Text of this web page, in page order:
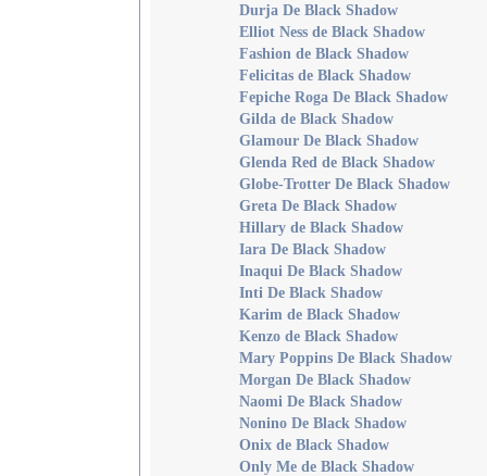
Durja De Black Shadow
Elliot Ness de Black Shadow
Fashion de Black Shadow
Felicitas de Black Shadow
Fepiche Roga De Black Shadow
Gilda de Black Shadow
Glamour De Black Shadow
Glenda Red de Black Shadow
Globe-Trotter De Black Shadow
Greta De Black Shadow
Hillary de Black Shadow
Iara De Black Shadow
Inaqui De Black Shadow
Inti De Black Shadow
Karim de Black Shadow
Kenzo de Black Shadow
Mary Poppins De Black Shadow
Morgan De Black Shadow
Naomi De Black Shadow
Nonino De Black Shadow
Onix de Black Shadow
Only Me de Black Shadow